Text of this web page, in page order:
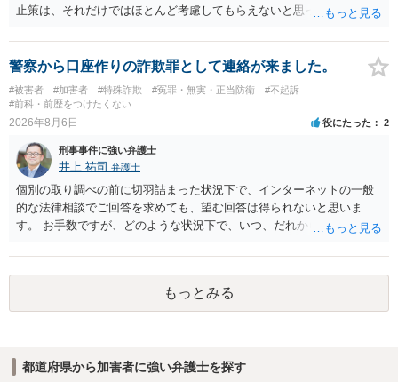
止策は、それだけではほとんど考慮してもらえないと思った方が良い
やカウンセリング・治療の内容 ・利用している再犯防止策（例えば保
護観察所と連携した職業支援の内容や具体的な就労・監督状況） ・監
督者の証言 など、証拠で担保された客観性と実現可能性があるもので
なければあまり意味がありません。 もともと執行猶予が狙える事案で
あれば本人の反省の言葉だけで十分であり、実刑となるか微妙な事案
いうのが実感です。
警察から口座作りの詐欺罪として連絡が来ました。
#被害者 #加害者 #特殊詐欺 #冤罪・無実・正当防衛
#不起訴
#前科・前歴をつけたくない
2026年8月6日 役にたった 2
刑事事件に強い弁護士
井上 祐司 弁護士
個別の取り調べの前に切羽詰まった状況下で、インターネットの一般
的な法律相談でご回答を求めても、望む回答は得られないと思いま
す。 お手数ですが、どのような状況下で、いつ、だれからどのような
の程度だと聞いているのかということについて、お近くで詳細な法律
相談を受けられたうえで対処方法を探された方がよいと思われます。
一般論でいえば、任意取り調べの場合、ＩＣレコーダーを持参して取
り調べ内容を録音することは必須だと考えます。
もっとみる
都道府県から加害者に強い弁護士を探す